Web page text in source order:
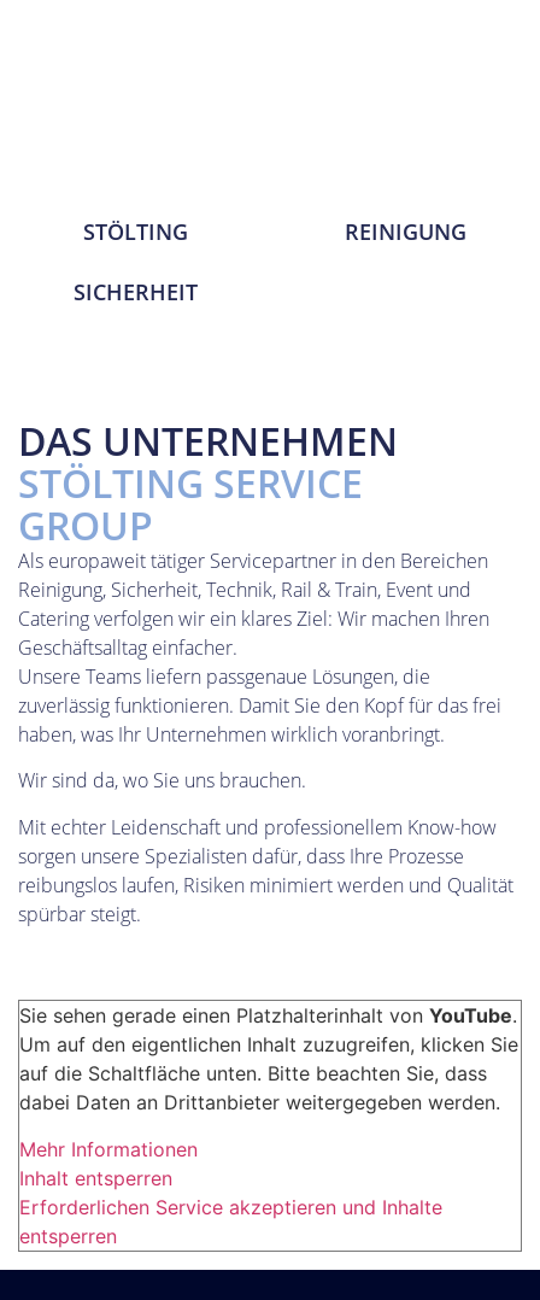
STÖLTING REINIGUNG
SICHERHEIT
Sie sehen gerade einen Platzhalterinhalt von YouTube.
Um auf den eigentlichen Inhalt zuzugreifen, klicken Sie
auf die Schaltfläche unten. Bitte beachten Sie, dass
dabei Daten an Drittanbieter weitergegeben werden.
Mehr Informationen
Inhalt entsperren
Erforderlichen Service akzeptieren und Inhalte
entsperren
DAS UNTERNEHMEN
STÖLTING SERVICE
GROUP
Als europaweit tätiger Servicepartner in den Bereichen
Reinigung, Sicherheit, Technik, Rail & Train, Event und
Catering verfolgen wir ein klares Ziel: Wir machen Ihren
Geschäftsalltag einfacher.
Unsere Teams liefern passgenaue Lösungen, die
zuverlässig funktionieren. Damit Sie den Kopf für das frei
haben, was Ihr Unternehmen wirklich voranbringt.
Wir sind da, wo Sie uns brauchen.
Mit echter Leidenschaft und professionellem Know-how
sorgen unsere Spezialisten dafür, dass Ihre Prozesse
reibungslos laufen, Risiken minimiert werden und Qualität
spürbar steigt.